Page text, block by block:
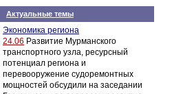
Актуальные темы
Экономика региона
24.06 Развитие Мурманского
транспортного узла, ресурсный
потенциал региона и
перевооружение судоремонтных
мощностей обсудили на заседании